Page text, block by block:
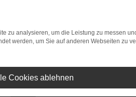
by audaris.de
zu analysieren, um die Leistung zu messen
werden, um Sie auf anderen Webseiten zu
Cookies ablehnen